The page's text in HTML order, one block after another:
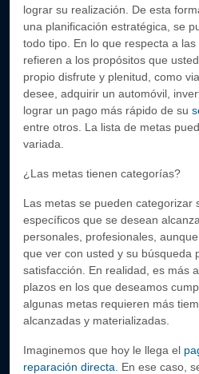
lograr su realización. De esta
una planificación estratégica, se
todo tipo. En lo que respecta a
refieren a los propósitos que
propio disfrute y plenitud, como
desee, adquirir un automóvil,
lograr un pago más rápido de su
entre otros. La lista de metas
variada.
¿Las metas tienen categorías?
Las metas se pueden categorizar
específicos que se desean
personales, profesionales,
que ver con usted y su búsqueda
satisfacción. En realidad, es más
plazos en los que deseamos
algunas metas requieren más
alcanzadas y materializadas.
Imaginemos que hoy le llega el
reparación directa . En ese caso,